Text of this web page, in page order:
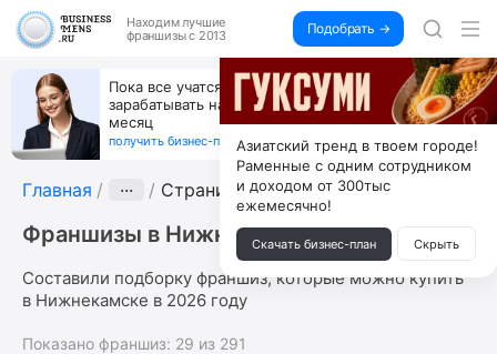
Находим лучшие
франшизы с 2013
Подобрать →
Открой студию, где не колют и не режут,
а делают массаж лица руками и в первый же год
получи 4.5 млн
получить бизнес-план ↓
Главная ··· Страница 4
Франшизы в Нижнекамске
Составили подборку франшиз, которые можно купить
в Нижнекамске в 2026 году
Показано франшиз: 29 из 291
Азиатский тренд в твоем городе!
Раменные с одним сотрудником
и доходом от 300тыс
ежемесячно!
Скачать бизнес-план Скрыть